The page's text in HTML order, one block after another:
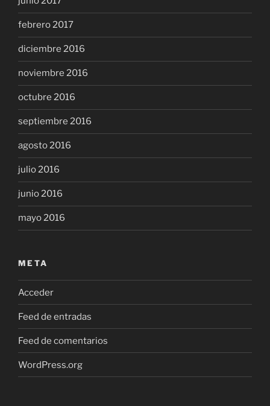
febrero 2017
diciembre 2016
noviembre 2016
octubre 2016
septiembre 2016
agosto 2016
julio 2016
junio 2016
mayo 2016
META
Acceder
Feed de entradas
Feed de comentarios
WordPress.org